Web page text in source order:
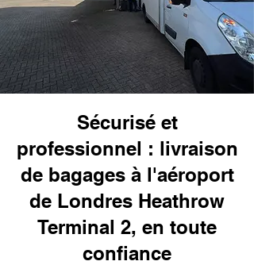
Sécurisé et
professionnel : livraison
de bagages à l'aéroport
de Londres Heathrow
Terminal 2, en toute
confiance